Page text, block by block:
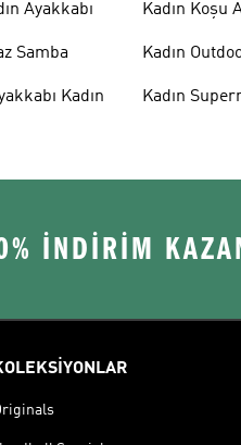
Ayakkabı
Samba
Kadın
Kadın Koşu
Kadın
Kadın
İNDİRİM